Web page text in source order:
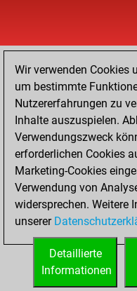
Wir verwenden Cookies
um bestimmte
Nutzererfahrungen zu
Inhalte auszuspielen.
Verwendungszweck
erforderlichen Cookies
Marketing-Cookies
Verwendung von
widersprechen. Weitere
unserer
Detaillierte
Informationen